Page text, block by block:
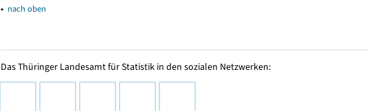
▴ nach oben
Das Thüringer Landesamt für Statistik in den sozialen Netzwerken: